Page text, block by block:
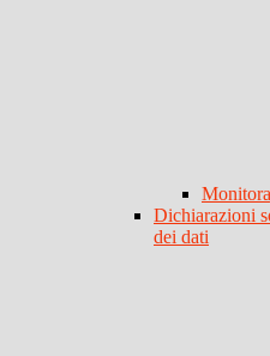
Dichiarazioni
dei dati